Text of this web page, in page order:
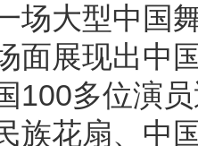
场大型中国
面展现出中
100多位演
族花扇、中